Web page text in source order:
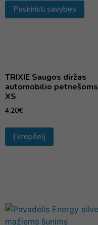
Pasirinkti savybes
TRIXIE Saugos diržas
automobilio petnešoms
XS
4,20€
Į krepšelį